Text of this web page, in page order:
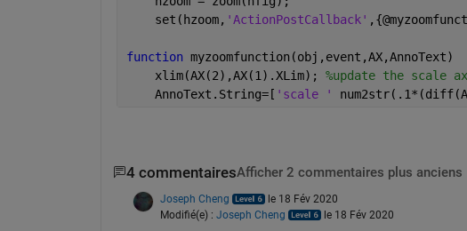
    set(hzoom,
'ActionPostCallback'
function myzoomfunction(obj,event,AX,AnnoText)
    xlim(AX(2),AX(1).XLim);
%update the scale
    AnnoText.String=[
'scale '
4 commentairesAfficher 2 commentaires plus anciens
Joseph Cheng
le 18 Fév 2020
Modifié(e) : Joseph Cheng le 18 Fév 2020